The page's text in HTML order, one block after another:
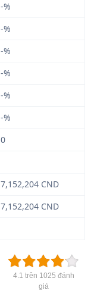
-%
-%
-%
-%
-%
-%
0
7,152,204 CND
7,152,204 CND
4.1 trên 1025 đánh
giá